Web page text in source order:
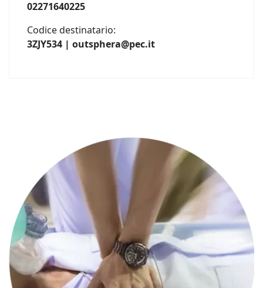
02271640225
Codice destinatario:
3ZJY534 | outsphera@pec.it